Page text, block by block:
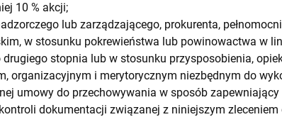
10 % akcji;
lub zarządzającego, prokurenta,
w stosunku pokrewieństwa lub powinowactwa w
stopnia lub w stosunku przysposobienia,
organizacyjnym i merytorycznym niezbędnym do
umowy do przechowywania w sposób
dokumentacji związanej z niniejszym